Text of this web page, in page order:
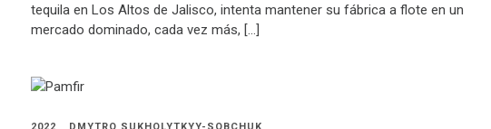
tequila en Los Altos de Jalisco, intenta mantener su fábrica a flote en un
mercado dominado, cada vez más, […]
2022 DMYTRO SUKHOLYTKYY-SOBCHUK